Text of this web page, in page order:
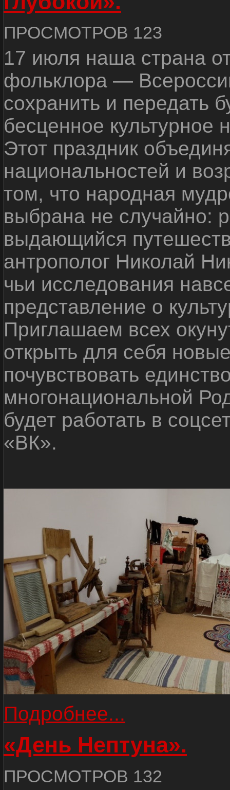
ПРОСМОТРОВ 123
17 июля наша страна
фольклора —
сохранить и передать
бесценное культурное
Этот праздник
национальностей и
том, что народная
выбрана не случайно:
выдающийся
антрополог Николай
чьи исследования
представление о
Приглашаем всех
открыть для себя
почувствовать
многонациональной
будет работать в
«ВК».
Подробнее...
«День Нептуна».
ПРОСМОТРОВ 132